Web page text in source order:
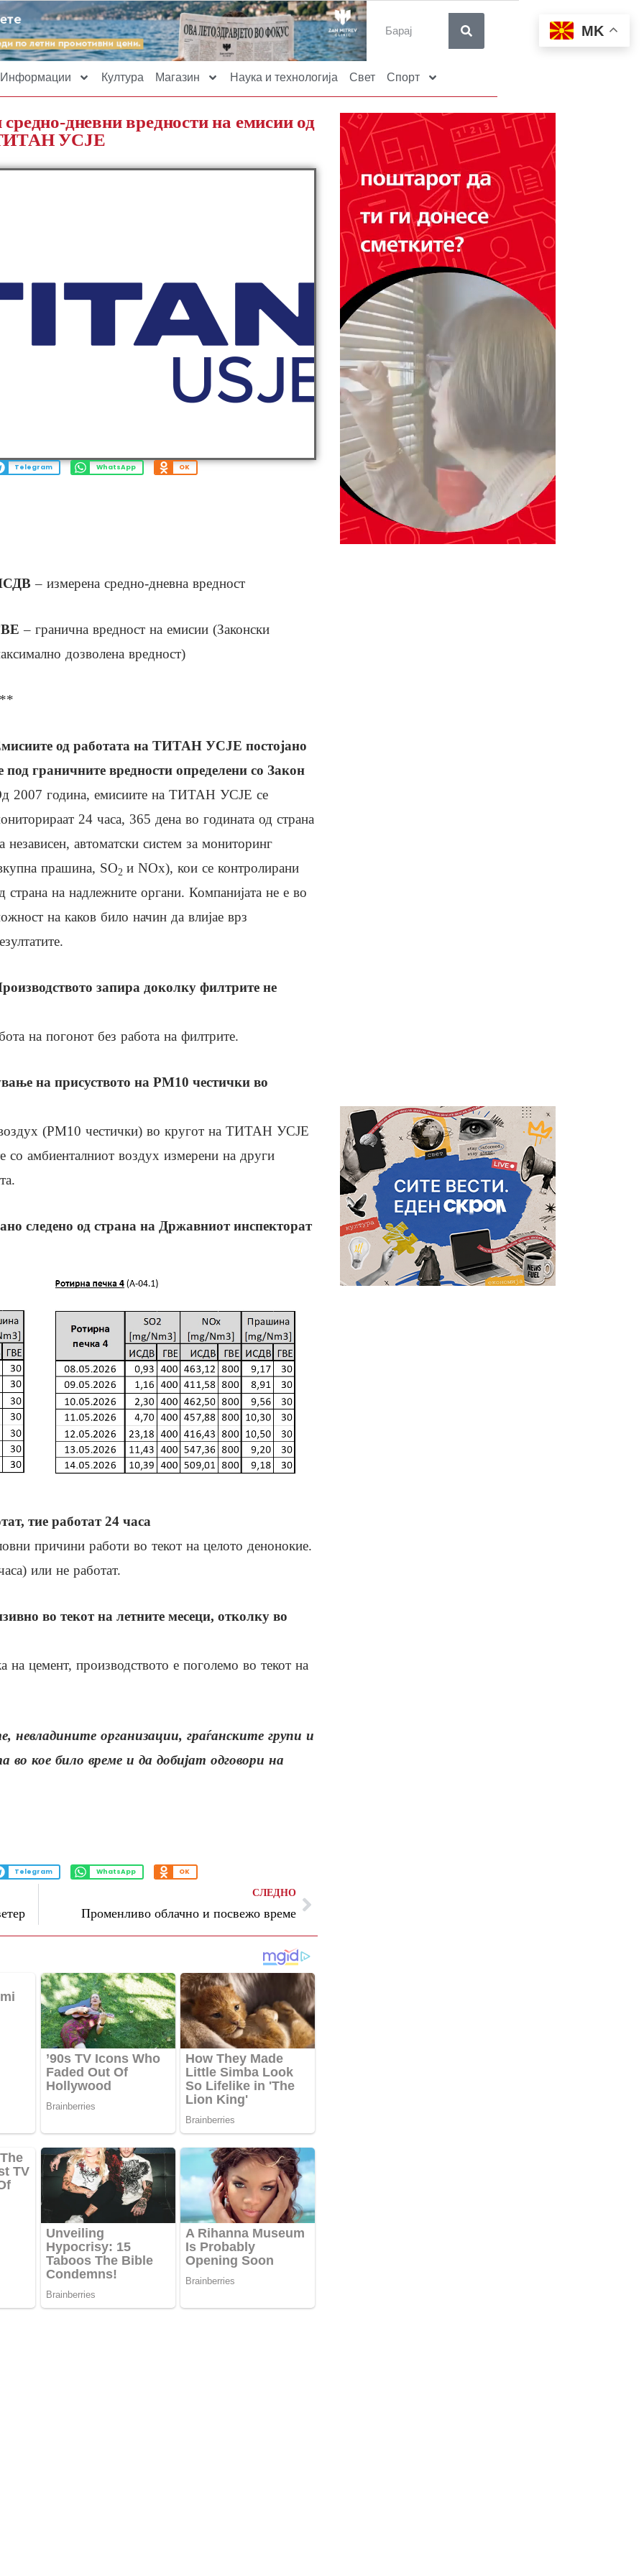
Информации Култура Магазин Наука и технологија Свет Спорт
дневни вредности на емисии од
ТИТАН УСЈЕ
Telegram WhatsApp OK
– измерена средно-дневна вредност
– гранична вредност на емисии (Законски
дозволена вредност)
од работата на ТИТАН УСЈЕ постојано
под граничните вредности определени со Закон
2007 година, емисиите на ТИТАН УСЈЕ се
24 часа, 365 дена во годината од страна
независен, автоматски систем за мониторинг
прашина, SO2 и NOx), кои се контролирани
страна на надлежните органи. Компанијата не е во
на каков било начин да влијае врз
запира доколку филтрите не
на погонот без работа на филтрите.
на присуството на PM10 честички во
(PM10 честички) во кругот на ТИТАН УСЈЕ
со амбиенталниот воздух измерени на други
следено од страна на Државниот инспекторат
тие работат 24 часа
причини работи во текот на целото денонокие.
или не работат.
во текот на летните месеци, отколку во
на цемент, производството е поголемо во текот на
невладините организации, граѓанските групи и
кое било време и да добијат одговори на
Telegram WhatsApp OK
СЛЕДНО
Променливо облачно и посвежо време
MK